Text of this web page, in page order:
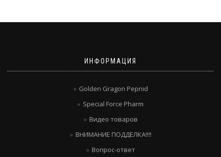
ИНФОРМАЦИЯ
Golden Gragon Pepnid
Special Force Pharm
Видео товаров
ВНИМАНИЕ ПОДДЕЛКА!!!!
Вопрос-ответ